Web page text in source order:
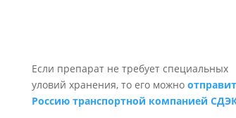
Если препарат не требует специальных
уловий хранения, то его можно
Россию транспортной компанией